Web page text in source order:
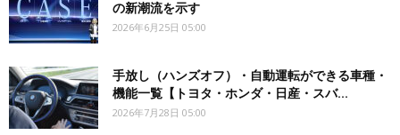
の新潮流を示す
2026年6月25日 05:00
手放し（ハンズオフ）・自動運転ができる車種・
機能一覧【トヨタ・ホンダ・日産・スバ...
2026年7月28日 05:00